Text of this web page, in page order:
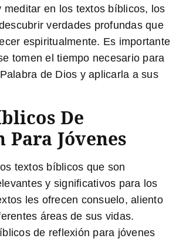
meditar en los textos bíblicos, los
verdades profundas que
espiritualmente. Es importante
tomen el tiempo necesario para
de Dios y aplicarla a sus
De
Jóvenes
textos bíblicos que son
y significativos para los
les ofrecen consuelo, aliento
áreas de sus vidas.
de reflexión para jóvenes